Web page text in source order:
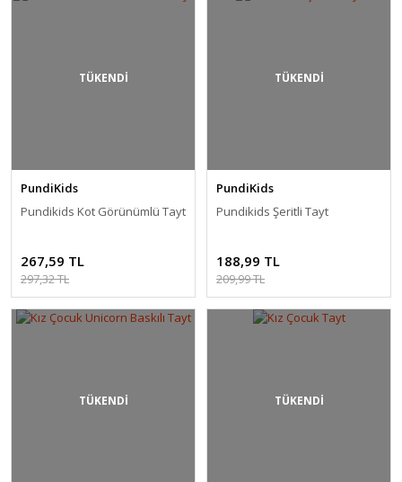
TÜKENDİ
PundiKids
Pundikids Kot Görünümlü Tayt
267,59 TL
297,32 TL
TÜKENDİ
PundiKids
Pundikids Şeritli Tayt
188,99 TL
209,99 TL
TÜKENDİ TÜKENDİ